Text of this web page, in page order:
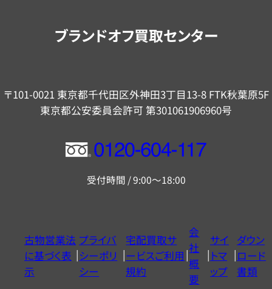
ブランドオフ買取センター
〒101-0021 東京都千代田区外神田3丁目13-8 FTK秋葉原5F
東京都公安委員会許可 第301061906960号
フ
ー
ヤ
ル
0120604117
受付時間 / 9:00～18:00
古物営業法
に基づく表
示
プライバ
シーポリ
シー
宅配買取サ
ービスご利用
規約
会
社
概
要
サイ
トマ
ップ
ダウン
ロード
書類